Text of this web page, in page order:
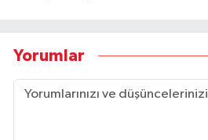
Yorumlar